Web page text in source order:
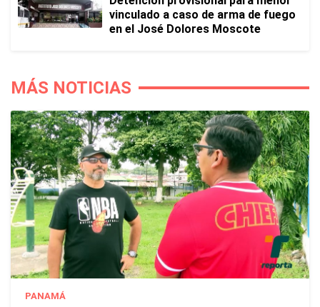
vinculado a caso de arma de fuego
en el José Dolores Moscote
MÁS NOTICIAS
PANAMÁ